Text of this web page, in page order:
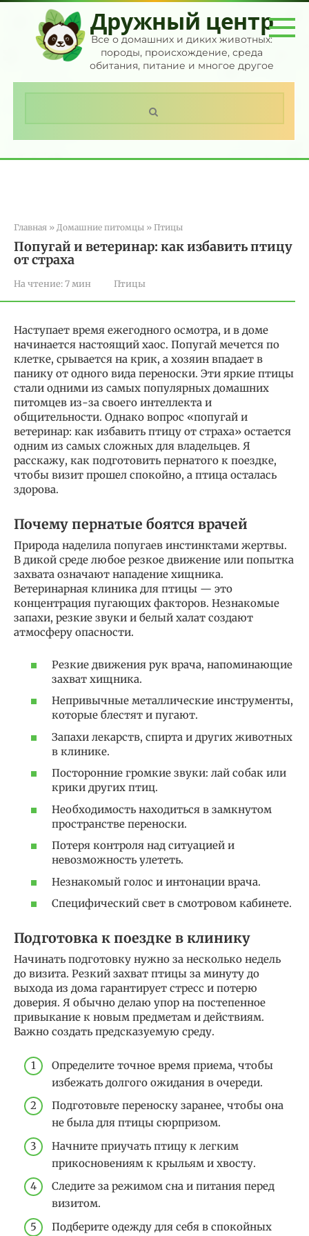
Перейти
контенту
Дружный центр
Все о домашних и диких животных:
породы, происхождение, среда
обитания, питание и многое другое
Главная » Домашние питомцы » Птицы
Попугай и ветеринар: как избавить птицу
от страха
На чтение:7 мин Птицы
Наступает время ежегодного осмотра, и в доме
начинается настоящий хаос. Попугай мечется по
клетке, срывается на крик, а хозяин впадает в
панику от одного вида переноски. Эти яркие птицы
стали одними из самых популярных домашних
питомцев из-за своего интеллекта и
общительности. Однако вопрос «попугай и
ветеринар: как избавить птицу от страха» остается
одним из самых сложных для владельцев. Я
расскажу, как подготовить пернатого к поездке,
чтобы визит прошел спокойно, а птица осталась
здорова.
Почему пернатые боятся врачей
Природа наделила попугаев инстинктами жертвы.
В дикой среде любое резкое движение или попытка
захвата означают нападение хищника.
Ветеринарная клиника для птицы — это
концентрация пугающих факторов. Незнакомые
запахи, резкие звуки и белый халат создают
атмосферу опасности.
Резкие движения рук врача, напоминающие
захват хищника.
Непривычные металлические инструменты,
которые блестят и пугают.
Запахи лекарств, спирта и других животных
в клинике.
Посторонние громкие звуки: лай собак или
крики других птиц.
Необходимость находиться в замкнутом
пространстве переноски.
Потеря контроля над ситуацией и
невозможность улететь.
Незнакомый голос и интонации врача.
Специфический свет в смотровом кабинете.
Подготовка к поездке в клинику
Начинать подготовку нужно за несколько недель
до визита. Резкий захват птицы за минуту до
выхода из дома гарантирует стресс и потерю
доверия. Я обычно делаю упор на постепенное
привыкание к новым предметам и действиям.
Важно создать предсказуемую среду.
Определите точное время приема, чтобы
избежать долгого ожидания в очереди.
Подготовьте переноску заранее, чтобы она
не была для птицы сюрпризом.
Начните приучать птицу к легким
прикосновениям к крыльям и хвосту.
Следите за режимом сна и питания перед
визитом.
Подберите одежду для себя в спокойных